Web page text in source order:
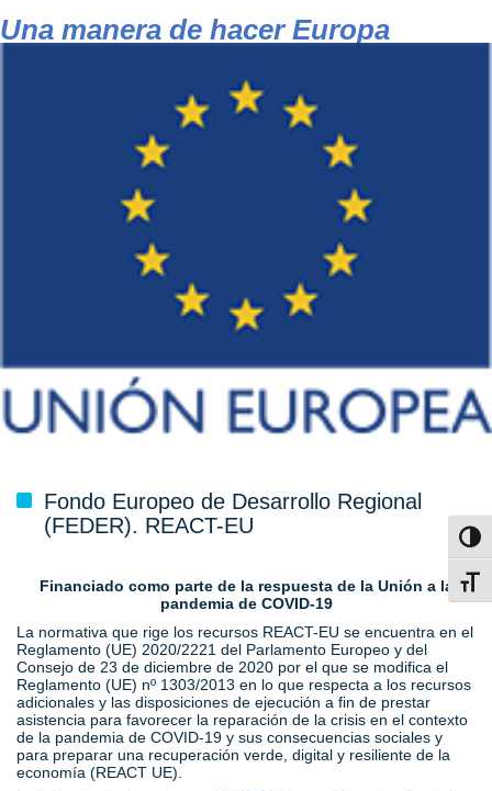
Una manera de hacer Europa
Fondo Europeo de Desarrollo Regional
(FEDER). REACT-EU
Financiado como parte de la respuesta de la Unión a la
pandemia de COVID-19
La normativa que rige los recursos REACT-EU se encuentra en el
Reglamento (UE) 2020/2221 del Parlamento Europeo y del
Consejo de 23 de diciembre de 2020 por el que se modifica el
Reglamento (UE) nº 1303/2013 en lo que respecta a los recursos
adicionales y las disposiciones de ejecución a fin de prestar
asistencia para favorecer la reparación de la crisis en el contexto
de la pandemia de COVID-19 y sus consecuencias sociales y
para preparar una recuperación verde, digital y resiliente de la
economía (REACT UE).